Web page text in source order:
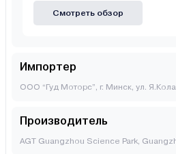
Смотреть обзор
Импортер
ООО “Гуд Моторс”, г. Минск, ул.
Производитель
AGT Guangzhou Science Park,